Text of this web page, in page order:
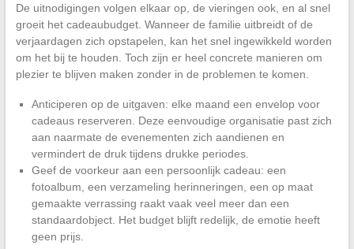
De uitnodigingen volgen elkaar op, de vieringen ook, en al snel
groeit het cadeaubudget. Wanneer de familie uitbreidt of de
verjaardagen zich opstapelen, kan het snel ingewikkeld worden
om het bij te houden. Toch zijn er heel concrete manieren om
plezier te blijven maken zonder in de problemen te komen.
Anticiperen op de uitgaven: elke maand een envelop voor
cadeaus reserveren. Deze eenvoudige organisatie past zich
aan naarmate de evenementen zich aandienen en
vermindert de druk tijdens drukke periodes.
Geef de voorkeur aan een persoonlijk cadeau: een
fotoalbum, een verzameling herinneringen, een op maat
gemaakte verrassing raakt vaak veel meer dan een
standaardobject. Het budget blijft redelijk, de emotie heeft
geen prijs.